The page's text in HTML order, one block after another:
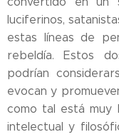
luciferinos,
estas líneas de
rebeldía. Estos
podrían
evocan y
como tal está muy
intelectual y